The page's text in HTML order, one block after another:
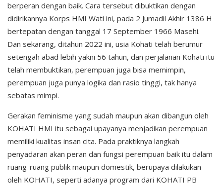
berperan dengan baik. Cara tersebut dibuktikan dengan
didirikannya Korps HMI Wati ini, pada 2 Jumadil Akhir 1386 H
bertepatan dengan tanggal 17 September 1966 Masehi.
Dan sekarang, ditahun 2022 ini, usia Kohati telah berumur
setengah abad lebih yakni 56 tahun, dan perjalanan Kohati itu
telah membuktikan, perempuan juga bisa memimpin,
perempuan juga punya logika dan rasio tinggi, tak hanya
sebatas mimpi.
Gerakan feminisme yang sudah maupun akan dibangun oleh
KOHATI HMI itu sebagai upayanya menjadikan perempuan
memiliki kualitas insan cita. Pada praktiknya langkah
penyadaran akan peran dan fungsi perempuan baik itu dalam
ruang-ruang publik maupun domestik, berupaya dilakukan
oleh KOHATI, seperti adanya program dari KOHATI PB